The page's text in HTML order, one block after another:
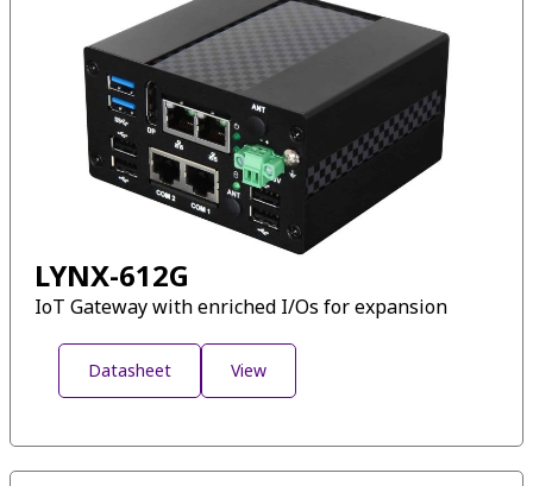
LYNX-612G
IoT Gateway with enriched I/Os for expansion
Datasheet View